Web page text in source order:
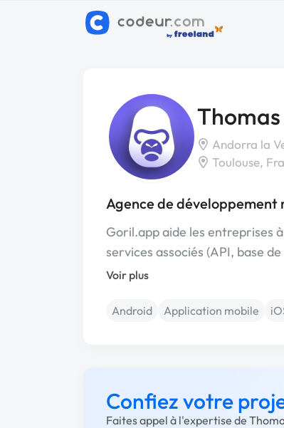
Andorra la
Toulouse,
Agence de développement
Goril.app aide les entreprises
services associés (API, base
Voir plus
Android Application mobile
Confiez votre
Faites appel à l'expertise de